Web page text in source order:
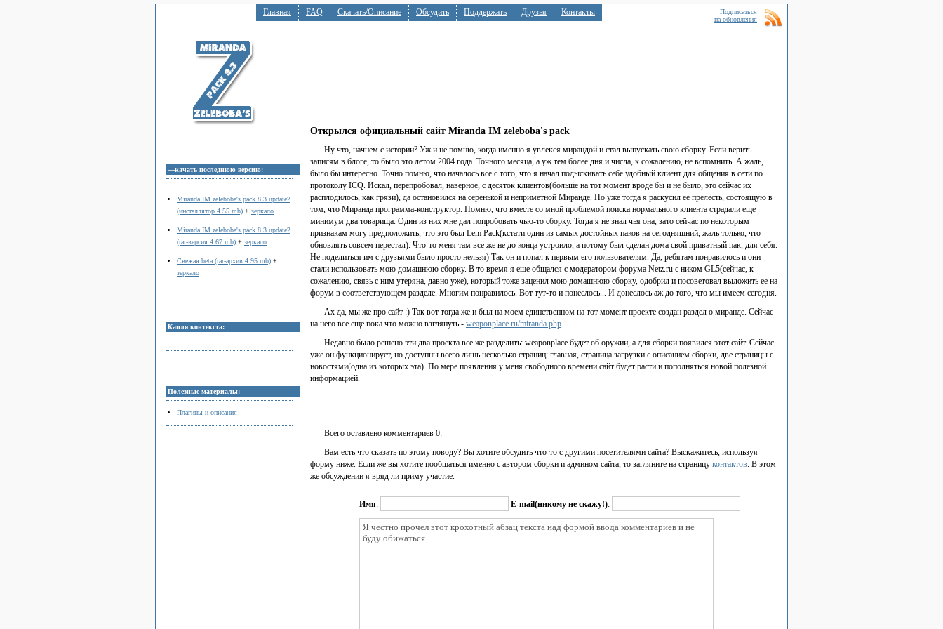
Главная FAQ Скачать/Описание Обсудить Поддержать Друзья Контакты
Подписаться
на обновления
—качать последнюю версию:
Miranda IM zeleboba's pack 8.3 update2
(инсталлятор 4.55 mb) + зеркало
Miranda IM zeleboba's pack 8.3 update2
(rar-версия 4.67 mb) + зеркало
Свежая beta (rar-архив 4.95 mb) +
зеркало
Капля контекста:
Полезные материалы:
Плагины и описания
Открылся официальный сайт Miranda IM zeleboba's pack
Ну что, начнем с истории? Уж и не помню, когда именно я увлекся мирандой и стал выпускать свою сборку. Если верить
записям в блоге, то было это летом 2004 года. Точного месяца, а уж тем более дня и числа, к сожалению, не вспомнить. А жаль,
было бы интересно. Точно помню, что началось все с того, что я начал подыскивать себе удобный клиент для общения в сети по
протоколу ICQ. Искал, перепробовал, наверное, с десяток клиентов(больше на тот момент вроде бы и не было, это сейчас их
расплодилось, как грязи), да остановился на серенькой и неприметной Миранде. Но уже тогда я раскусил ее прелесть, состоящую в
том, что Миранда программа-конструктор. Помню, что вместе со мной проблемой поиска нормального клиента страдали еще
минимум два товарища. Один из них мне дал попробовать чью-то сборку. Тогда я не знал чья она, зато сейчас по некоторым
признакам могу предположить, что это был Lem Pack(кстати один из самых достойных паков на сегодняшний, жаль только, что
обновлять совсем перестал). Что-то меня там все же не до конца устроило, а потому был сделан дома свой приватный пак, для себя.
Не поделиться им с друзьями было просто нельзя) Так он и попал к первым его пользователям. Да, ребятам понравилось и они
стали использовать мою домашнюю сборку. В то время я еще общался с модератором форума Netz.ru с ником GL5(сейчас, к
сожалению, связь с ним утеряна, давно уже), который тоже заценил мою домашнюю сборку, одобрил и посоветовал выложить ее на
форум в соответствующем разделе. Многим понравилось. Вот тут-то и понеслось... И донеслось аж до того, что мы имеем сегодня.
Ах да, мы же про сайт :) Так вот тогда же и был на моем единственном на тот момент проекте создан раздел о миранде. Сейчас
на него все еще пока что можно взглянуть - weaponplace.ru/miranda.php.
Недавно было решено эти два проекта все же разделить: weaponplace будет об оружии, а для сборки появился этот сайт. Сейчас
уже он функционирует, но доступны всего лишь несколько страниц: главная, страница загрузки с описанием сборки, две страницы с
новостями(одна из которых эта). По мере появления у меня свободного времени сайт будет расти и пополняться новой полезной
информацией.
Всего оставлено комментариев 0:
Вам есть что сказать по этому поводу? Вы хотите обсудить что-то с другими посетителями сайта? Выскажитесь, используя
форму ниже. Если же вы хотите пообщаться именно с автором сборки и админом сайта, то загляните на страницу контактов. В этом
же обсуждении я вряд ли приму участие.
Имя: E-mail(никому не скажу!):